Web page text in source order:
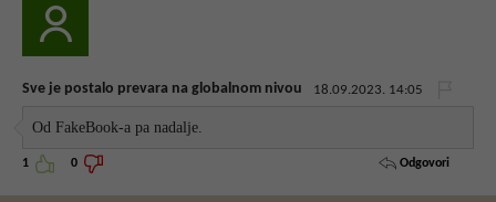
Sve je postalo prevara na globalnom nivou 18.09.2023. 14:05
Od FakeBook-a pa nadalje.
1 0 Odgovori